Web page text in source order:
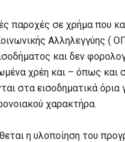
παροχές σε χρήμα που
Αλληλεγγύης (
και δεν
χρέη και – όπως και
στα εισοδηματικά όρια
χαρακτήρα.
η υλοποίηση του